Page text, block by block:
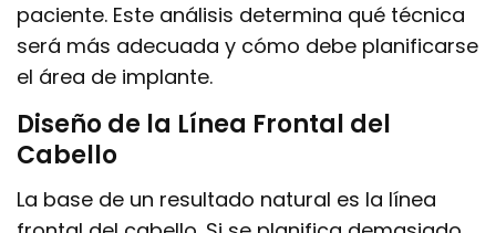
paciente. Este análisis determina qué técnica
será más adecuada y cómo debe planificarse
el área de implante.
Diseño de la Línea Frontal del
Cabello
La base de un resultado natural es la línea